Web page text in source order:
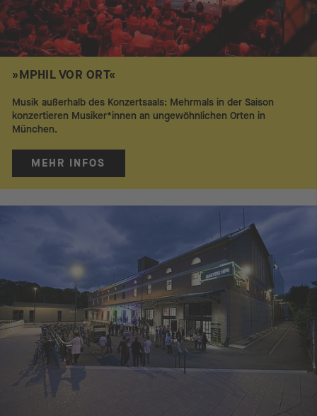
»MPHIL VOR ORT«
Musik außerhalb des Konzertsaals: Mehrmals in der Saison
konzertieren Musiker*innen an ungewöhnlichen Orten in
München.
MEHR INFOS